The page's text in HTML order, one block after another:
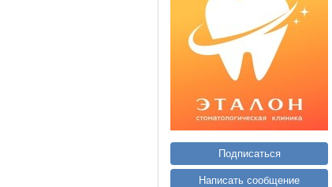
Подписаться
Написать сообщение